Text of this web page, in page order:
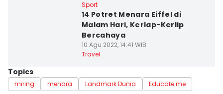
Sport
14 Potret Menara Eiffel di
Malam Hari, Kerlap-Kerlip
Bercahaya
10 Agu 2022, 14:41 WIB
Travel
Topics
miring menara Landmark Dunia Educate me